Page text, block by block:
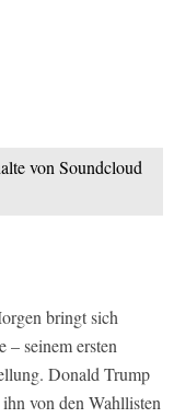
von Soundcloud
bringt sich
– seinem ersten
Donald Trump
von den Wahllisten